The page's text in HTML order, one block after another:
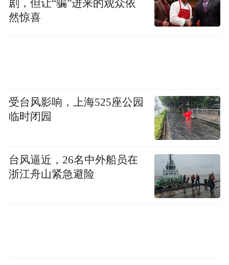
剧，但让“骗”进来的观众依
然惊喜
受台风影响，上海525座公园
临时闭园
台风逼近，26名中外船员在
浙江舟山紧急避险